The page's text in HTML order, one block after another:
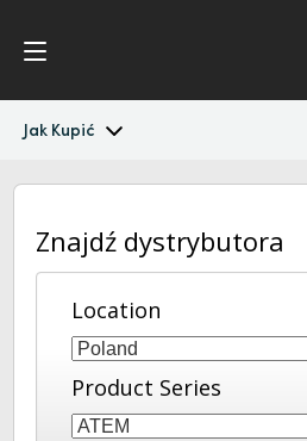
Jak Kupić
ATEM Converters
Konstrukcja
Specyfikacje
Australia
Austria
Brazil
Canada
Znajdź dystrybutora
Location
Product Series